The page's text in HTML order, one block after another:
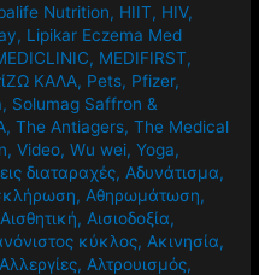
Nutrition, HIIT, HIV,
, Lipikar Eczema Med
, MEDIFIRST,
ΚΑΛΑ, Pets, Pfizer,
, Solumag Saffron &
,The Antiagers,The Medical
,Video,Wu wei,Yoga,
διαταραχές, Αδυνάτισμα,
, Αθηρωμάτωση,
Αισθητική, Αισιοδοξία,
κύκλος, Ακινησία,
Αλλεργίες, Αλτρουισμός,